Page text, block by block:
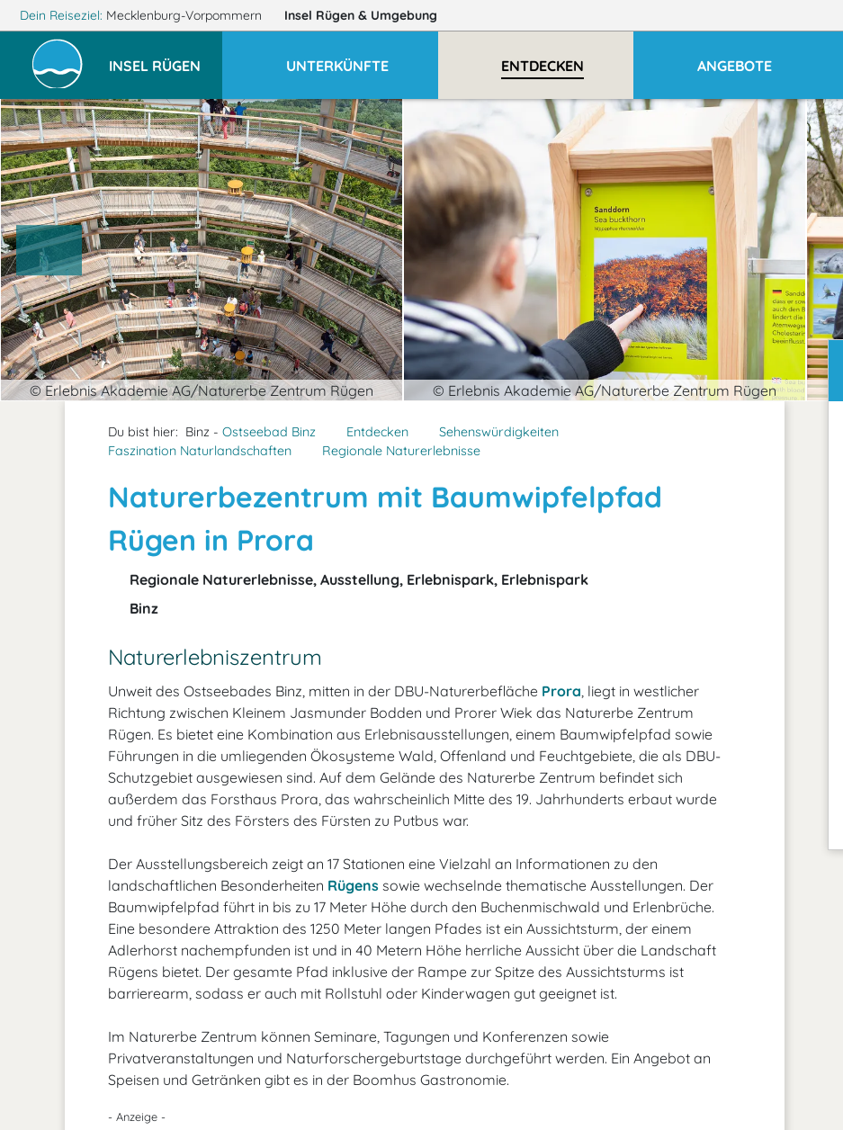
Dein Reiseziel: Mecklenburg-Vorpommern Insel Rügen & Umgebung
INSEL RÜGEN UNTERKÜNFTE ENTDECKEN ANGEBOTE
© Erlebnis Akademie AG/Naturerbe Zentrum Rügen © Erlebnis Akademie AG/Naturerbe Zentrum Rügen
Du bist hier: Binz - Ostseebad Binz Entdecken
Sehenswürdigkeiten
Faszination Naturlandschaften
Regionale Naturerlebnisse
Naturerbezentrum mit Baumwipfelpfad
Rügen in Prora
Regionale Naturerlebnisse, Ausstellung, Erlebnispark, Erlebnispark
Binz
Naturerlebniszentrum
Unweit des Ostseebades Binz, mitten in der DBU-Naturerbefläche Prora, liegt in westlicher
Richtung zwischen Kleinem Jasmunder Bodden und Prorer Wiek das Naturerbe Zentrum
Rügen. Es bietet eine Kombination aus Erlebnisausstellungen, einem Baumwipfelpfad sowie
Führungen in die umliegenden Ökosysteme Wald, Offenland und Feuchtgebiete, die als DBU-
Schutzgebiet ausgewiesen sind. Auf dem Gelände des Naturerbe Zentrum befindet sich
außerdem das Forsthaus Prora, das wahrscheinlich Mitte des 19. Jahrhunderts erbaut wurde
und früher Sitz des Försters des Fürsten zu Putbus war.
Der Ausstellungsbereich zeigt an 17 Stationen eine Vielzahl an Informationen zu den
landschaftlichen Besonderheiten Rügens sowie wechselnde thematische Ausstellungen. Der
Baumwipfelpfad führt in bis zu 17 Meter Höhe durch den Buchenmischwald und Erlenbrüche.
Eine besondere Attraktion des 1250 Meter langen Pfades ist ein Aussichtsturm, der einem
Adlerhorst nachempfunden ist und in 40 Metern Höhe herrliche Aussicht über die Landschaft
Rügens bietet. Der gesamte Pfad inklusive der Rampe zur Spitze des Aussichtsturms ist
barrierearm, sodass er auch mit Rollstuhl oder Kinderwagen gut geeignet ist.
Im Naturerbe Zentrum können Seminare, Tagungen und Konferenzen sowie
Privatveranstaltungen und Naturforschergeburtstage durchgeführt werden. Ein Angebot an
Speisen und Getränken gibt es in der Boomhus Gastronomie.
- Anzeige -